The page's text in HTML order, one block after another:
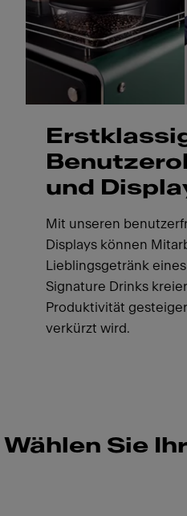
und
Mit unseren
Displays können
Lieblingsgetränk
Signature Drinks
Produktivität
verkürzt wird.
Wählen Sie